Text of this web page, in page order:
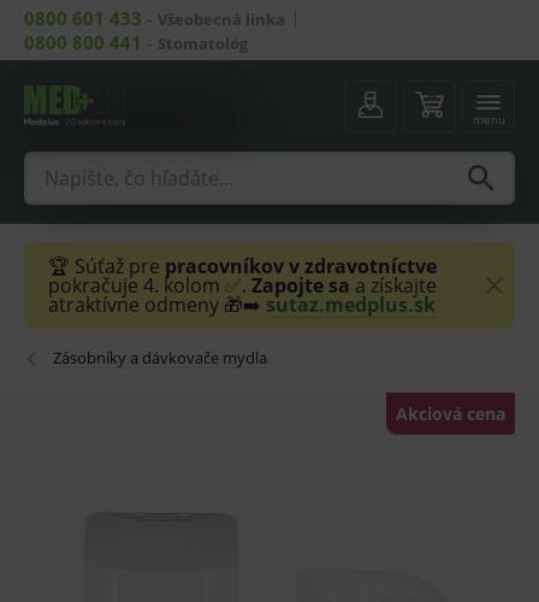
0800 601 433 – Všeobecná linka
0800 800 441 – Stomatológ
menu
🏆 Súťaž pre pracovníkov v zdravotníctve
pokračuje 4. kolom ✅. Zapojte sa a získajte
atraktívne odmeny 🎁➡️ sutaz.medplus.sk
Zásobníky a dávkovače mydla
Akciová cena